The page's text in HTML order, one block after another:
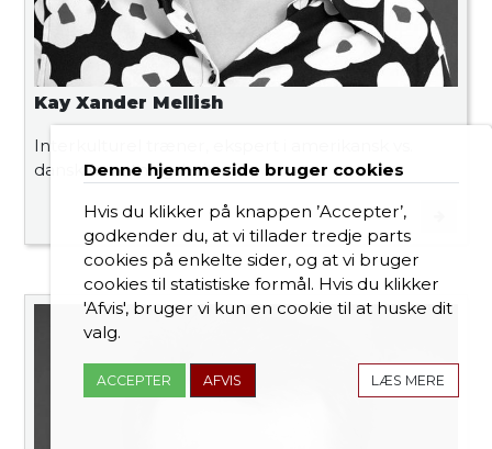
Kay Xander Mellish
Interkulturel træner, ekspert i amerikansk vs.
dansk forretningskultur
Denne hjemmeside bruger cookies
Hvis du klikker på knappen ’Accepter’,
godkender du, at vi tillader tredje parts
cookies på enkelte sider, og at vi bruger
cookies til statistiske formål. Hvis du klikker
'Afvis', bruger vi kun en cookie til at huske dit
valg.
LÆS MERE
ACCEPTER AFVIS